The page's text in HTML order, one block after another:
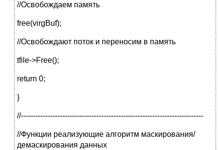
//Освобождаем память
free(virgBuf);
//Освобождают поток и переносим в память
tfile->Free();
return 0;
}
//---------------------------------------------------------------------------
//Функции реализующие алгоритм маскирования/
демаскирования данных